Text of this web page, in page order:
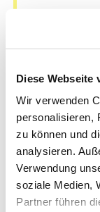
Diese Webseite
Wir verwenden
personalisieren,
zu können und
analysieren.
Verwendung
soziale Medien,
Partner führen